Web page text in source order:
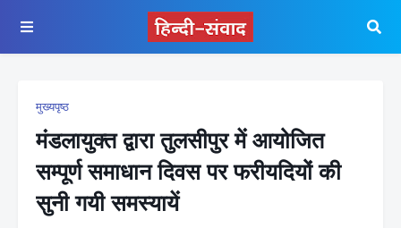
मुख्यपृष्ठ
मंडलायुक्त द्वारा तुलसीपुर में आयोजित
सम्पूर्ण समाधान दिवस पर फरीयदियों की
सुनी गयी समस्यायें